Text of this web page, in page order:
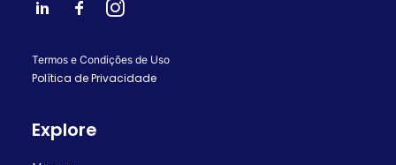
Termos e Condições de Uso
Política de Privacidade
Explore